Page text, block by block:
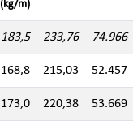
(kg/m)
183,5 233,76 74.966
168,8 215,03 52.457
173,0 220,38 53.669